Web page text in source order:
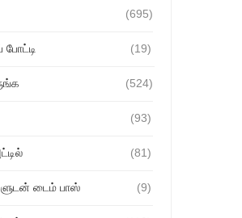
(695)
போட்டி (19)
(524)
(93)
(81)
டைம் பாஸ் (9)